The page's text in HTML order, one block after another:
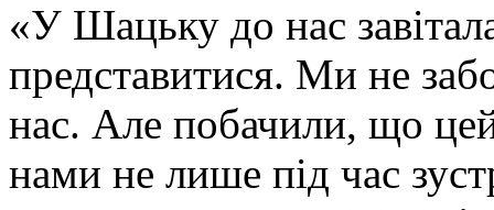
«У Шацьку до нас
представитися. Ми не
нас. Але побачили, що цей
нами не лише під час